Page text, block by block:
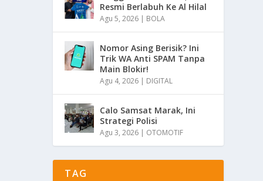
Resmi Berlabuh Ke Al Hilal
Agu 5, 2026 | BOLA
Nomor Asing Berisik? Ini
Trik WA Anti SPAM Tanpa
Main Blokir!
Agu 4, 2026 | DIGITAL
Calo Samsat Marak, Ini
Strategi Polisi
Agu 3, 2026 | OTOMOTIF
TAG